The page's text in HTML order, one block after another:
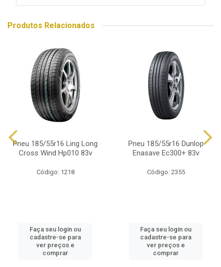
Produtos Relacionados
Pneu 185/55r16 Ling Long
Cross Wind Hp010 83v
Código: 1218
Faça seu login ou
cadastre-se para
ver preços e
comprar
Pneu 185/55r16 Dunlop
Enasave Ec300+ 83v
Código: 2355
Faça seu login ou
cadastre-se para
ver preços e
comprar